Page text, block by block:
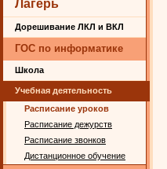
Лагерь
Дорешивание ЛКЛ и ВКЛ
ГОС по информатике
Школа
Учебная деятельность
Расписание уроков
Расписание дежурств
Расписание звонков
Дистанционное обучение